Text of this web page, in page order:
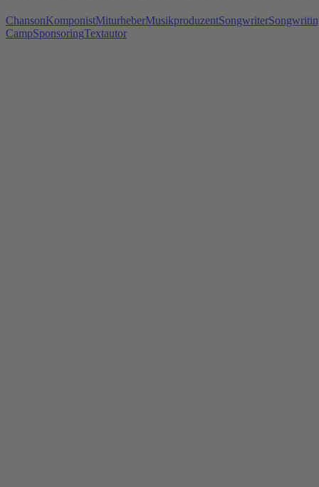
ChansonKomponistMiturheberMusikproduzentSongwriter
CampSponsoringTextautor